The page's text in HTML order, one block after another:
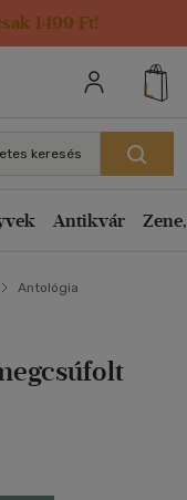
1499 Ft!
keresés
Antikvár
Antológia